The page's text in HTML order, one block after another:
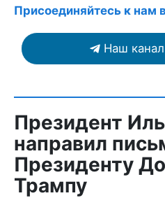
Присоединяйтесь к нам
Наш
Президент
направил
Президенту
Трампу